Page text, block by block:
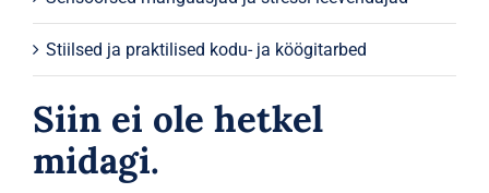
Stiilsed ja praktilised kodu- ja köögitarbed
Siin ei ole hetkel
midagi.